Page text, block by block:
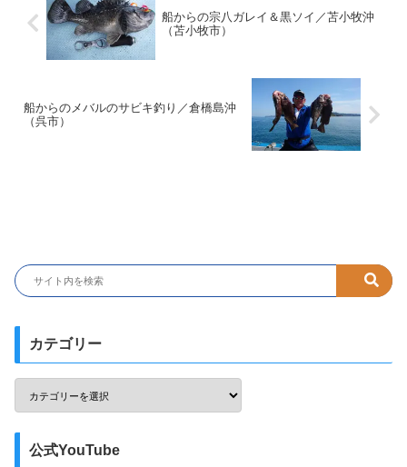
船からの宗八ガレイ＆黒ソイ／苫小牧沖
（苫小牧市）
船からのメバルのサビキ釣り／倉橋島沖
（呉市）
カテゴリー
公式YouTube